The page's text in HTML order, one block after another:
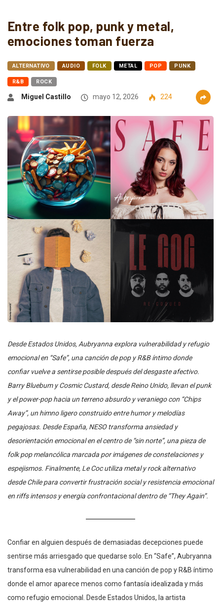
Entre folk pop, punk y metal,
emociones toman fuerza
ALTERNATIVO AUDIO FOLK METAL POP PUNK
R&B ROCK
Miguel Castillo mayo 12, 2026 224
Desde Estados Unidos, Aubryanna explora vulnerabilidad y refugio
emocional en “Safe”, una canción de pop y R&B íntimo donde
confiar vuelve a sentirse posible después del desgaste afectivo.
Barry Bluebum y Cosmic Custard, desde Reino Unido, llevan el punk
y el power-pop hacia un terreno absurdo y veraniego con “Chips
Away”, un himno ligero construido entre humor y melodías
pegajosas. Desde España, NESO transforma ansiedad y
desorientación emocional en el centro de “sin norte”, una pieza de
folk pop melancólica marcada por imágenes de constelaciones y
espejismos. Finalmente, Le Coc utiliza metal y rock alternativo
desde Chile para convertir frustración social y resistencia emocional
en riffs intensos y energía confrontacional dentro de “They Again”.
Confiar en alguien después de demasiadas decepciones puede
sentirse más arriesgado que quedarse solo. En “Safe”, Aubryanna
transforma esa vulnerabilidad en una canción de pop y R&B íntimo
donde el amor aparece menos como fantasía idealizada y más
como refugio emocional. Desde Estados Unidos, la artista